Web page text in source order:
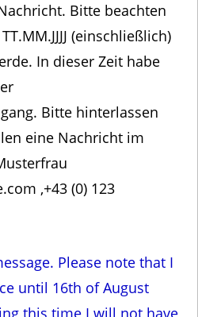
Bitte beachten
(einschließlich)
In dieser Zeit habe
Bitte hinterlassen
eine Nachricht im
,+43 (0) 123
Please note that I
until 16th of August